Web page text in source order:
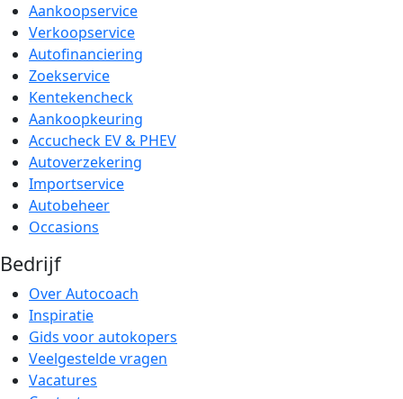
Aankoopservice
Verkoopservice
Autofinanciering
Zoekservice
Kentekencheck
Aankoopkeuring
Accucheck EV & PHEV
Autoverzekering
Importservice
Autobeheer
Occasions
Bedrijf
Over Autocoach
Inspiratie
Gids voor autokopers
Veelgestelde vragen
Vacatures